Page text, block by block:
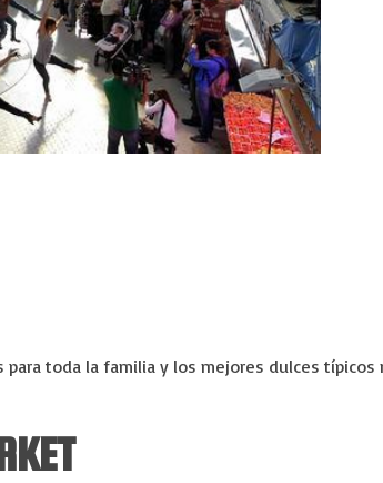
toda la familia y los mejores dulces típicos